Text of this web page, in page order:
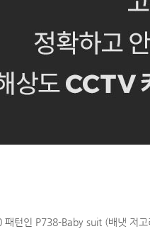
패턴인 P738-Baby suit (배냇 저고